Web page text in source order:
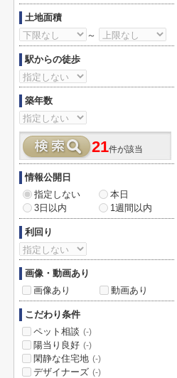
土地面積
～
駅からの徒歩
築年数
21件が該当
情報公開日
指定しない
本日
3日以内
1週間以内
利回り
画像・動画あり
画像あり
動画あり
こだわり条件
ペット相談 (-)
陽当り良好 (-)
閑静な住宅地 (-)
デザイナーズ (-)